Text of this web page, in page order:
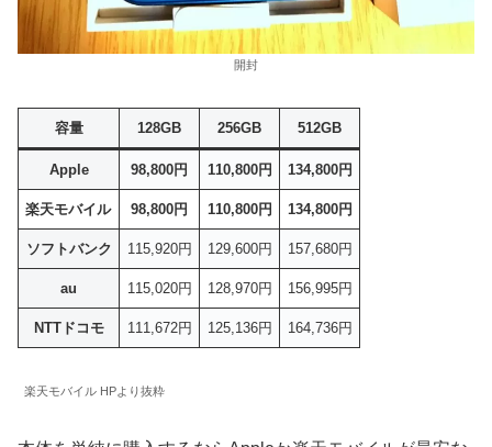
開封
容量 128GB 256GB 512GB
Apple 98,800円 110,800円 134,800円
楽天モバイル 98,800円 110,800円 134,800円
ソフトバンク 115,920円 129,600円 157,680円
au 115,020円 128,970円 156,995円
NTTドコモ 111,672円 125,136円 164,736円
楽天モバイル HPより抜粋